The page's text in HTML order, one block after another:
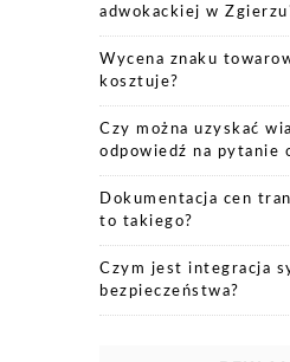
adwokackiej w
Wycena znaku
kosztuje?
Czy można uzyskać
odpowiedź na pytanie
Dokumentacja cen
to takiego?
Czym jest integracja
bezpieczeństwa?